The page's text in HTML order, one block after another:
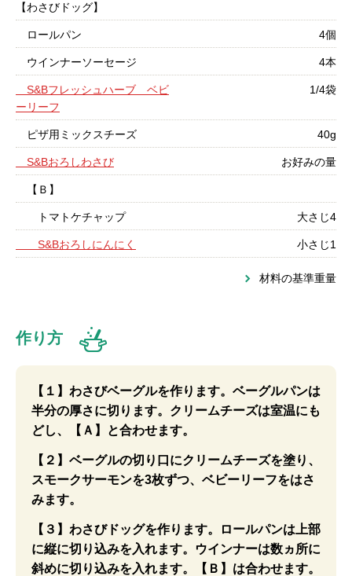
【わさびドッグ】
ロールパン 4個
ウインナーソーセージ 4本
S&Bフレッシュハーブ ベビ
ーリーフ
1/4袋
ピザ用ミックスチーズ 40g
S&Bおろしわさび お好みの量
【Ｂ】
トマトケチャップ 大さじ4
S&Bおろしにんにく 小さじ1
材料の基準重量
作り方
【１】わさびベーグルを作ります。ベーグルパンは
半分の厚さに切ります。クリームチーズは室温にも
どし、【Ａ】と合わせます。
【２】ベーグルの切り口にクリームチーズを塗り、
スモークサーモンを3枚ずつ、ベビーリーフをはさ
みます。
【３】わさびドッグを作ります。ロールパンは上部
に縦に切り込みを入れます。ウインナーは数ヵ所に
斜めに切り込みを入れます。【Ｂ】は合わせます。